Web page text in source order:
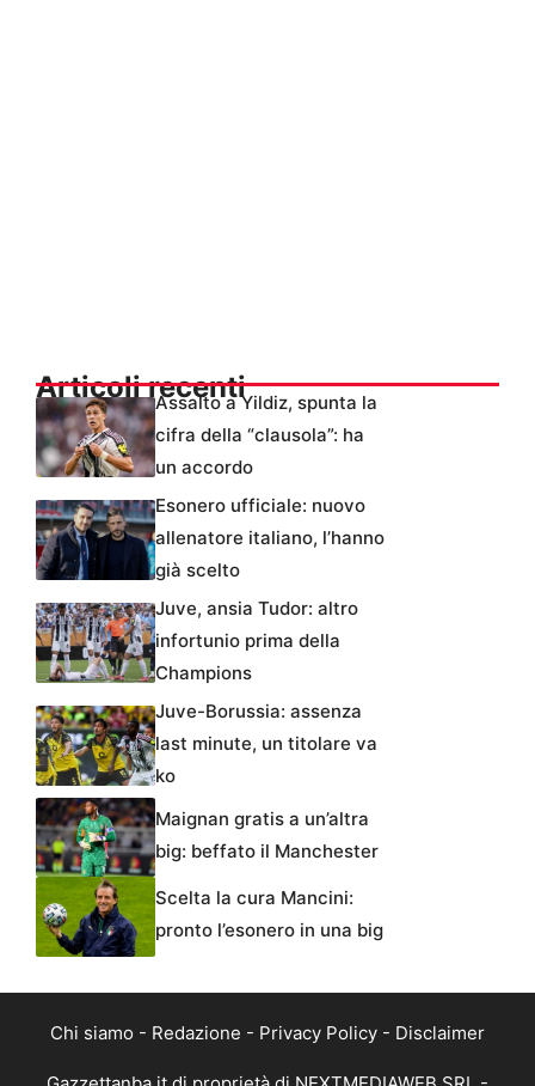
Articoli recentiAssalto a Yildiz, spunta la
cifra della “clausola”: ha
un accordo
Esonero ufficiale: nuovo
allenatore italiano, l’hanno
già scelto
Juve, ansia Tudor: altro
infortunio prima della
Champions
Juve-Borussia: assenza
last minute, un titolare va
ko
Maignan gratis a un’altra
big: beffato il Manchester
Scelta la cura Mancini:
pronto l’esonero in una big
Chi siamo - Redazione - Privacy Policy - Disclaimer